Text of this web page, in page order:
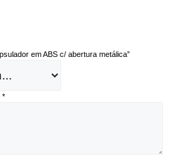
em ABS c/ abertura metálica”
*